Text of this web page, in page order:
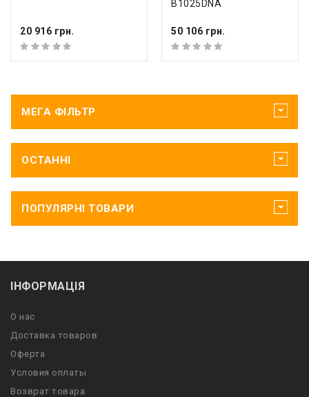
20 916 грн.
B1025DNA
50 106 грн.
МЕГА ФІЛЬТР
ОСТАННІ
ПОПУЛЯРНІ ТОВАРИ
ІНФОРМАЦІЯ
О нас
Доставка товаров
Оферта
Условия оплаты
Возврат товара